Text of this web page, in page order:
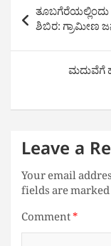
navigation
ತೂಬಗೆರೆಯಲ್ಲಿಂದು
ಶಿಬಿರ: ಗ್ರಾಮೀಣ
ಮದುವೆಗೆ
Leave a
Your email
fields are marked
Comment*